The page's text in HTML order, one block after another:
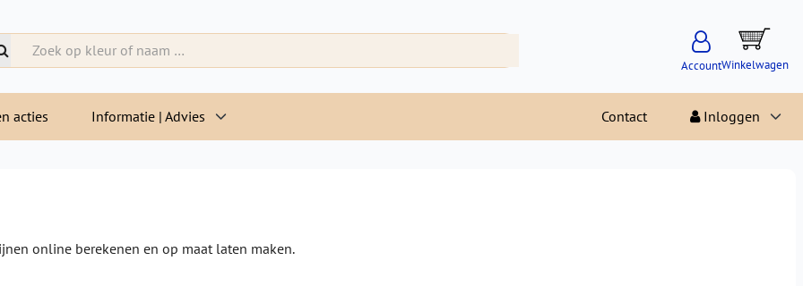
AccountWinkelwagen
acties Informatie | Advies Contact Inloggen
online berekenen en op maat laten maken.